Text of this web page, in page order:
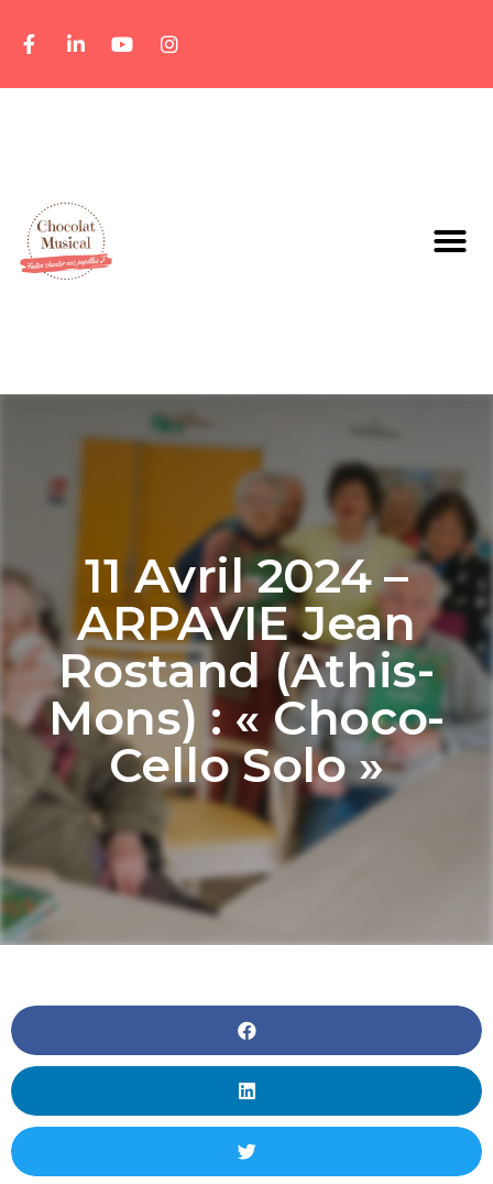
11 Avril 2024 –
ARPAVIE Jean
Rostand (Athis-
Mons) : « Choco-
Cello Solo »